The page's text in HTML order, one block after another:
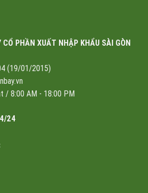
PHẦN XUẤT NHẬP KHẨU SÀI GÒN
(19/01/2015)
/ 8:00 AM - 18:00 PM
24